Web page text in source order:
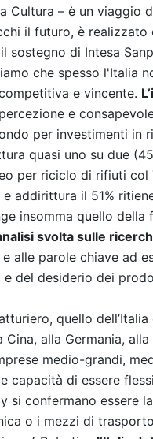
Cultura – è un viaggio
il futuro, è realizzato
sostegno di Intesa
che spesso l'Italia
e vincente.
e
per investimenti in
quasi uno su due
per riciclo di rifiuti col
addirittura il 51%
insomma quello della
svolta sulle
e alle parole chiave ad
del desiderio dei
quello
alla Germania,
medio-grandi,
capacità di essere
confermano essere
o i mezzi di